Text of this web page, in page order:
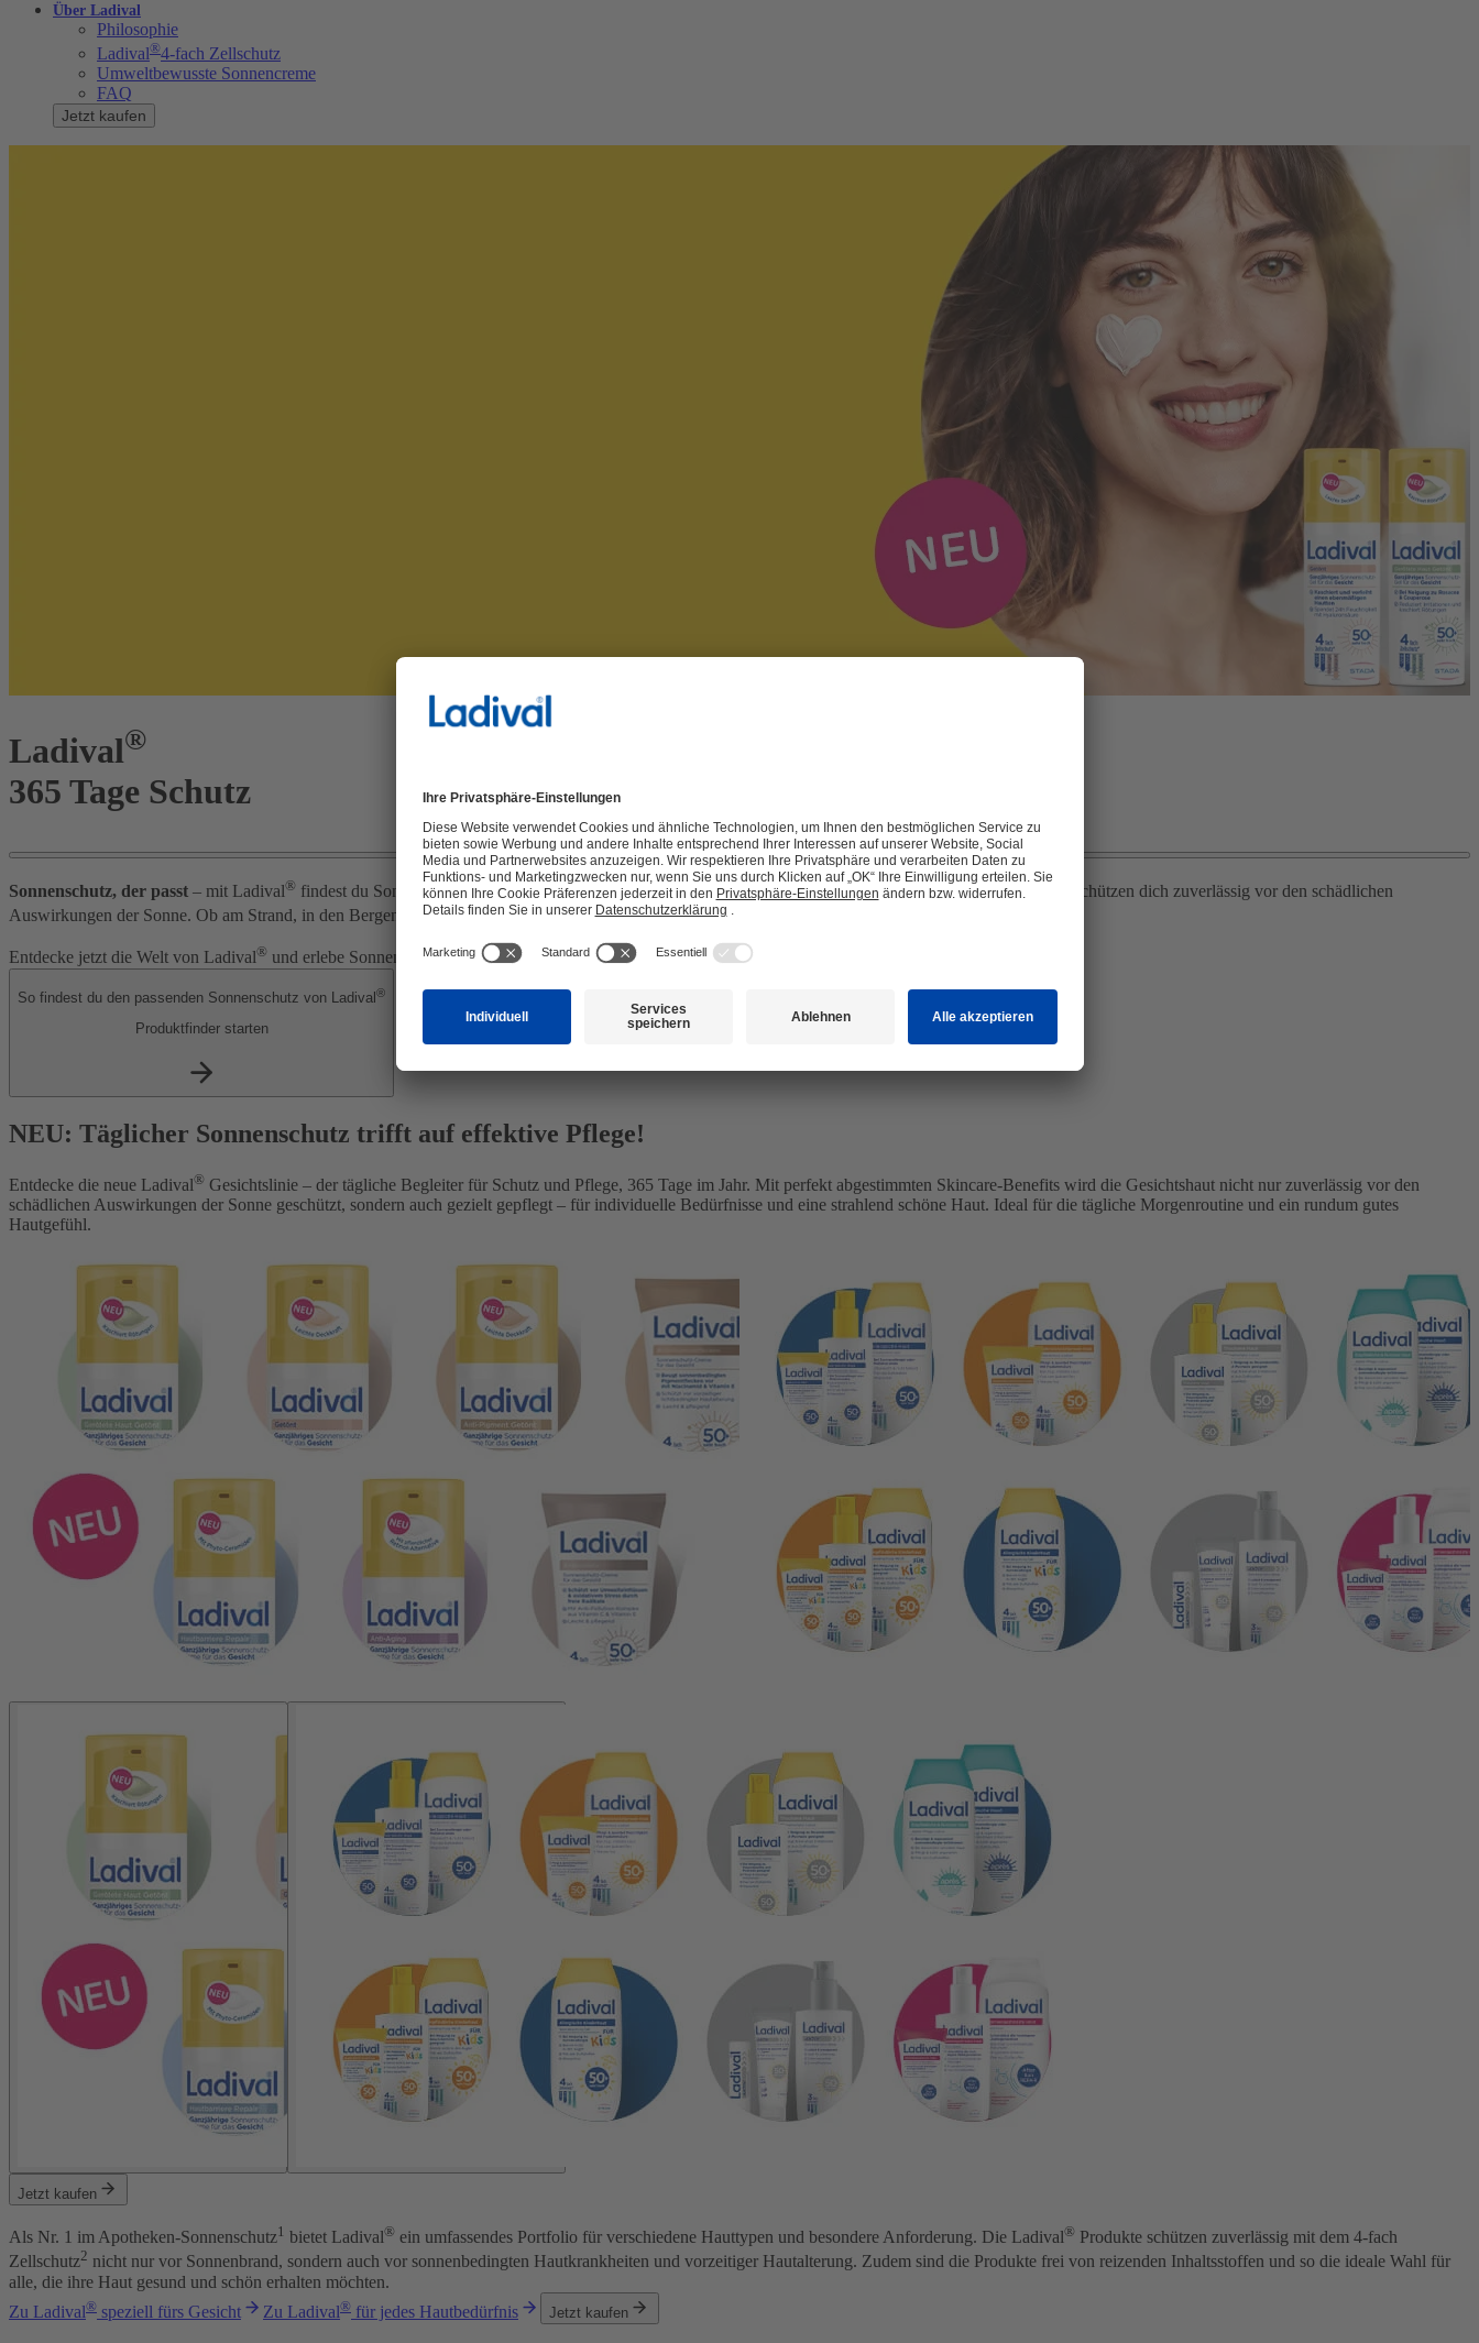
Über Ladival
Philosophie
Ladival®4-fach Zellschutz
Umweltbewusste Sonnencreme
FAQ
Jetzt kaufen
Ladival®
365 Tage Schutz
Sonnenschutz, der passt – mit Ladival® findest du Sonnenschutz und Sonnenpflege, die genau auf dich abgestimmt ist. Unsere schonenden Rezepturen schützen dich zuverlässig vor den schädlichen
Auswirkungen der Sonne. Ob am Strand, in den Bergen oder im Alltag – Ladival®ist dein verlässlicher Begleiter für unbeschwerte Sonnenmomente.
Entdecke jetzt die Welt von Ladival® und erlebe Sonnenschutz, der sich nicht nur gut anfühlt, sondern dir ein rundum sicheres Gefühl gibt!
So findest du den passenden Sonnenschutz von Ladival ®
Produktfinder starten
NEU: Täglicher Sonnenschutz trifft auf effektive Pflege!
Entdecke die neue Ladival® Gesichtslinie – der tägliche Begleiter für Schutz und Pflege, 365 Tage im Jahr. Mit perfekt abgestimmten Skincare-Benefits wird die Gesichtshaut nicht nur zuverlässig vor den
schädlichen Auswirkungen der Sonne geschützt, sondern auch gezielt gepflegt – für individuelle Bedürfnisse und eine strahlend schöne Haut. Ideal für die tägliche Morgenroutine und ein rundum gutes
Hautgefühl.
Jetzt kaufen
Als Nr. 1 im Apotheken-Sonnenschutz1 bietet Ladival® ein umfassendes Portfolio für verschiedene Hauttypen und besondere Anforderung. Die Ladival® Produkte schützen zuverlässig mit dem 4-fach
Zellschutz2 nicht nur vor Sonnenbrand, sondern auch vor sonnenbedingten Hautkrankheiten und vorzeitiger Hautalterung. Zudem sind die Produkte frei von reizenden Inhaltsstoffen und so die ideale Wahl für
alle, die ihre Haut gesund und schön erhalten möchten.
Zu Ladival® speziell fürs Gesicht Zu Ladival® für jedes Hautbedürfnis Jetzt kaufen